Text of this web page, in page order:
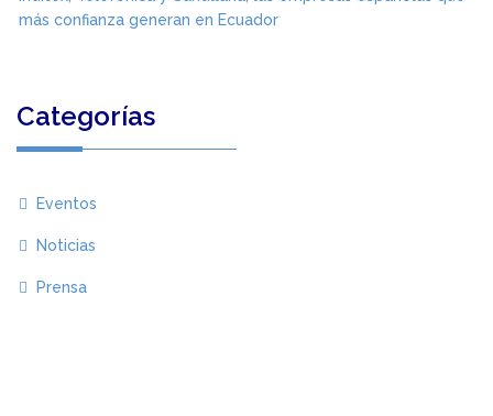
más confianza generan en Ecuador
Categorías
Eventos
Noticias
Prensa